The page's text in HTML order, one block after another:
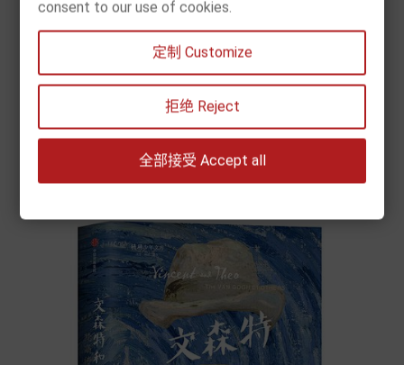
[现货] 新华字典（双色本）
Prix10,90 €
 
consent to our use of cookies.
定制 Customize
拒绝 Reject
全部接受 Accept all